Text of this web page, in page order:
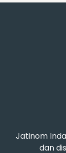
Jatinom
dan